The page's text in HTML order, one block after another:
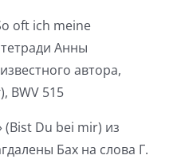
oft ich meine
Анны
автора,
BWV 515
Du bei mir) из
Бах на слова Г.